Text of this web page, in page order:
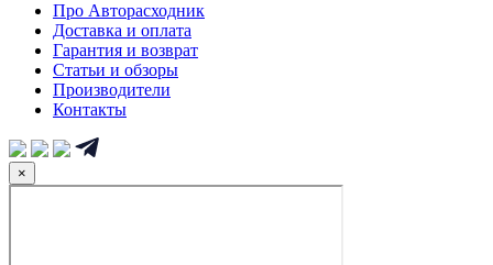
Про Авторасходник
Доставка и оплата
Гарантия и возврат
Статьи и обзоры
Производители
Контакты
×